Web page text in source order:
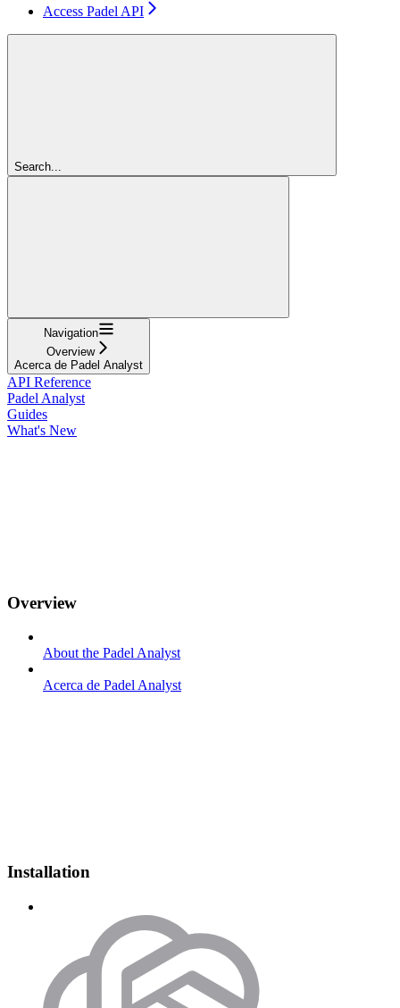
Access Padel API
Search...
Navigation
Overview
Acerca de Padel Analyst
API Reference
Padel Analyst
Guides
What's New
Overview
About the Padel Analyst
Acerca de Padel Analyst
Installation